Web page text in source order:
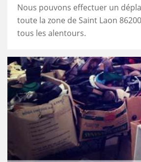
Nous pouvons effectuer un
toute la zone de Saint Laon
tous les alentours.